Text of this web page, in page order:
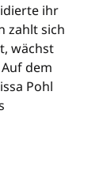
ihr
zahlt sich
wächst
dem
Pohl